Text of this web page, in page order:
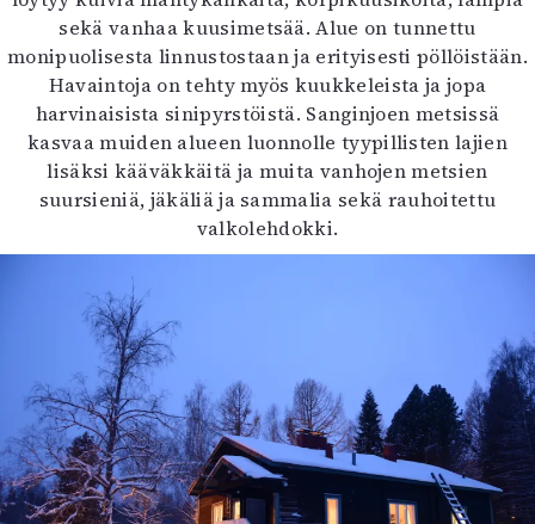
sekä vanhaa kuusimetsää. Alue on tunnettu
monipuolisesta linnustostaan ja erityisesti pöllöistään.
Havaintoja on tehty myös kuukkeleista ja jopa
harvinaisista sinipyrstöistä. Sanginjoen metsissä
kasvaa muiden alueen luonnolle tyypillisten lajien
lisäksi kääväkkäitä ja muita vanhojen metsien
suursieniä, jäkäliä ja sammalia sekä rauhoitettu
valkolehdokki.